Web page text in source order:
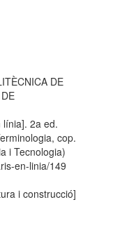
DE
línia]. 2a ed.
cop.
i Tecnologia)
en-linia/149
i construcció]